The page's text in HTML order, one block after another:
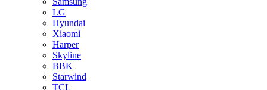
LG
Hyundai
Xiaomi
Harper
Skyline
BBK
Starwind
TCL